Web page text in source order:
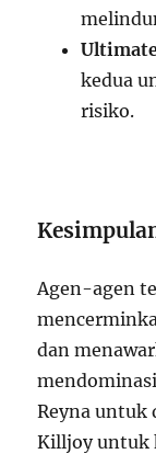
kedua
risiko.
Agen-agen
dan
Reyna untuk
Killjoy untuk